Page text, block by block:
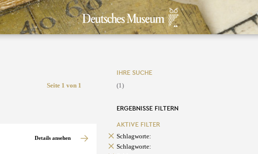
Seite 1 von 1
Details ansehen
IHRE SUCHE
(1)
ERGEBNISSE FILTERN
AKTIVE FILTER
Schlagworte:
Schlagworte: